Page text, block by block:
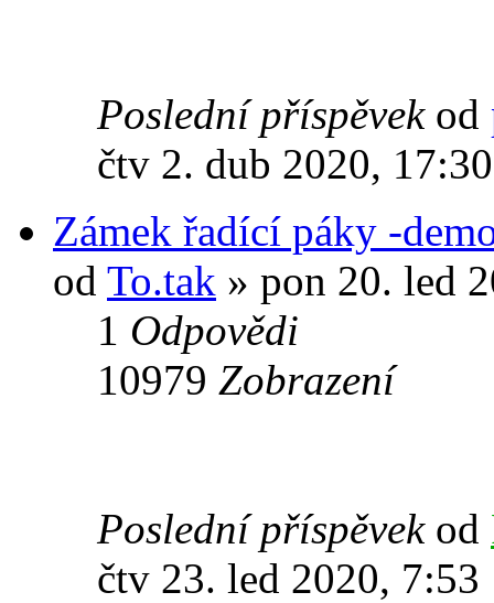
Poslední příspěvek od
čtv 2. dub 2020, 17:30
Zámek řadící páky -
od To.tak » pon 20. led
1 Odpovědi
10979 Zobrazení
Poslední příspěvek od
čtv 23. led 2020, 7:53